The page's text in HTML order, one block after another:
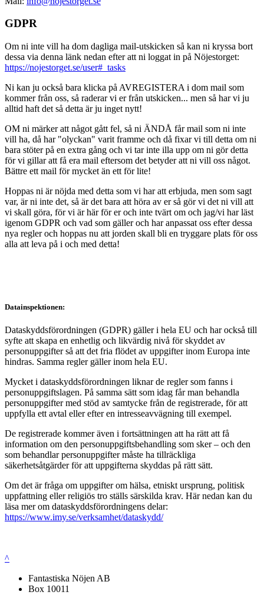
GDPR
Om ni inte vill ha dom dagliga mail-utskicken så kan ni kryssa bort
dessa via denna länk nedan efter att ni loggat in på Nöjestorget:
https://nojestorget.se/user#_tasks
Ni kan ju också bara klicka på AVREGISTERA i dom mail som
kommer från oss, så raderar vi er från utskicken... men så har vi ju
alltid haft det så detta är ju inget nytt!
OM ni märker att något gått fel, så ni ÄNDÅ får mail som ni inte
vill ha, då har "olyckan" varit framme och då fixar vi till detta om ni
bara stöter på en extra gång och vi tar inte illa upp om ni gör detta
för vi gillar att få era mail eftersom det betyder att ni vill oss något.
Bättre ett mail för mycket än ett för lite!
Hoppas ni är nöjda med detta som vi har att erbjuda, men som sagt
var, är ni inte det, så är det bara att höra av er så gör vi det ni vill att
vi skall göra, för vi är här för er och inte tvärt om och jag/vi har läst
igenom GDPR och vad som gäller och har anpassat oss efter dessa
nya regler och hoppas nu att jorden skall bli en tryggare plats för oss
alla att leva på i och med detta!
Datainspektionen:
Dataskyddsförordningen (GDPR) gäller i hela EU och har också till
syfte att skapa en enhetlig och likvärdig nivå för skyddet av
personuppgifter så att det fria flödet av uppgifter inom Europa inte
hindras. Samma regler gäller inom hela EU.
Mycket i dataskyddsförordningen liknar de regler som fanns i
personuppgiftslagen. På samma sätt som idag får man behandla
personuppgifter med stöd av samtycke från de registrerade, för att
uppfylla ett avtal eller efter en intresseavvägning till exempel.
De registrerade kommer även i fortsättningen att ha rätt att få
information om den personuppgiftsbehandling som sker – och den
som behandlar personuppgifter måste ha tillräckliga
säkerhetsåtgärder för att uppgifterna skyddas på rätt sätt.
Om det är fråga om uppgifter om hälsa, etniskt ursprung, politisk
uppfattning eller religiös tro ställs särskilda krav. Här nedan kan du
läsa mer om dataskyddsförordningens delar:
https://www.imy.se/verksamhet/dataskydd/
^
Fantastiska Nöjen AB
Box 10011